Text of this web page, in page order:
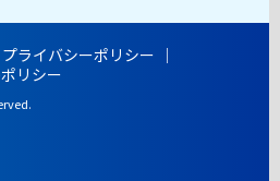
プライバシーポリシー
リシー